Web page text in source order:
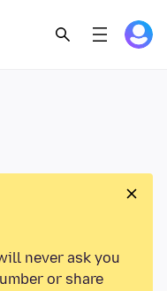
never ask you
or share